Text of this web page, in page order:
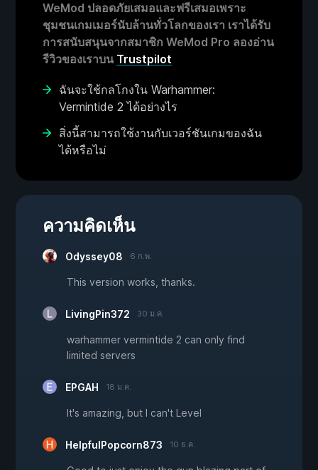
WeMod ปลอดภัยเสมอและฟรีเสมอเพราะ
ชุมชนเกมเมอร์นับล้านทั่วโลกของเรา เราได้รับ
การสนับสนุนจากสมาชิก WeMod Pro ลองอ่าน
รีวิวของเราบน Trustpilot
ฉันจะใช้กลโกงใน Warhammer:
Vermintide 2 ได้อย่างไร
สิ่งนี้สามารถใช้งานกับเวอร์ชันเกมของฉัน
ได้หรือไม่
ความคิดเห็น
Odyssey08 6 ก.พ.
This version works, thanks.
LivingPin372 30 ม.ค.
warhammer vermintide 2 can only find
limited servers
EPGAH 18 ม.ค.
It's amazing, but I can't Level
HelpfulPopcorn873 10 ธ.ค.